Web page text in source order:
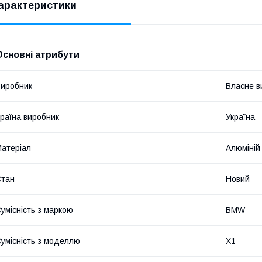
атрибути
Власне
виробник Україна
Алюміній
Новий
з маркою BMW
з моделлю X1